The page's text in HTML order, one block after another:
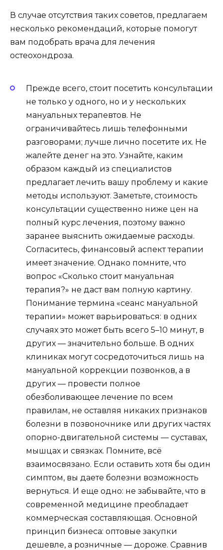
В случае отсутствия таких советов, предлагаем
несколько рекомендаций, которые помогут
вам подобрать врача для лечения
остеохондроза.
Прежде всего, стоит посетить консультации
не только у одного, но и у нескольких
мануальных терапевтов. Не
ограничивайтесь лишь телефонными
разговорами; лучше лично посетите их. Не
жалейте денег на это. Узнайте, каким
образом каждый из специалистов
предлагает лечить вашу проблему и какие
методы используют. Заметьте, стоимость
консультации существенно ниже цен на
полный курс лечения, поэтому важно
заранее выяснить ожидаемые расходы.
Согласитесь, финансовый аспект терапии
имеет значение. Однако помните, что
вопрос «Сколько стоит мануальная
терапия?» не даст вам полную картину.
Понимание термина «сеанс мануальной
терапии» может варьироваться: в одних
случаях это может быть всего 5–10 минут, в
других — значительно больше. В одних
клиниках могут сосредоточиться лишь на
мануальной коррекции позвонков, а в
других — провести полное
обезболивающее лечение по всем
правилам, не оставляя никаких признаков
болезни в позвоночнике или других частях
опорно-двигательной системы — суставах,
мышцах и связках. Помните, всё
взаимосвязано. Если оставить хотя бы один
симптом, вы даете болезни возможность
вернуться. И еще одно: не забывайте, что в
современной медицине преобладает
коммерческая составляющая. Основной
принцип бизнеса: оптовые закупки
дешевле, а розничные — дороже. Сравнив